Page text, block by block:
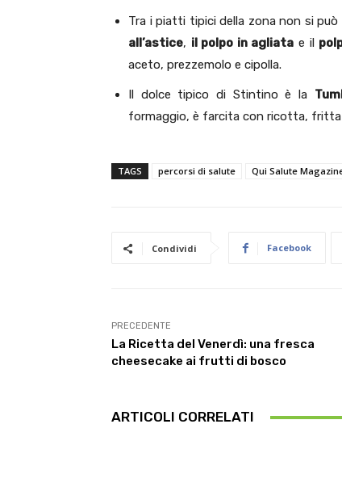
Tra i piatti tipici della zona non si può
all’astice, il polpo in agliata e il
aceto, prezzemolo e cipolla.
Il dolce tipico di Stintino è la
formaggio, è farcita con ricotta, fritta
TAGS percorsi di salute Qui Salute
Condividi Facebook
PRECEDENTE
La Ricetta del Venerdì: una fresca
cheesecake ai frutti di bosco
ARTICOLI CORRELATI